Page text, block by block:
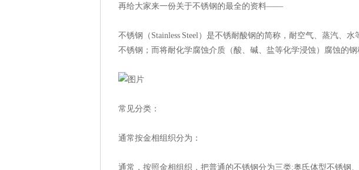
再给大家来一份关于不锈钢的最全的资料——
不锈钢（Stainless Steel）是不锈耐酸钢的简称，耐空气、蒸汽、
不锈钢；而将耐化学腐蚀介质（酸、碱、盐等化学浸蚀）腐蚀的钢
常见分类：
通常按金相组织分为：
通常，按照金相组织，把普通的不锈钢分为三类:奥氏体型不锈钢